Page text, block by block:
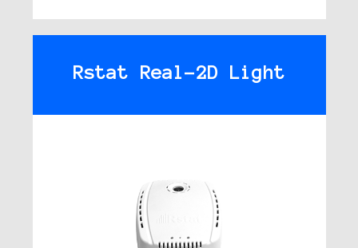
Rstat Real-2D Light